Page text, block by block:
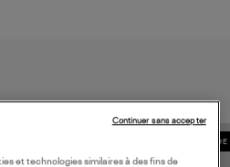
et technologies similaires à des fins de
Continuer sans accepter